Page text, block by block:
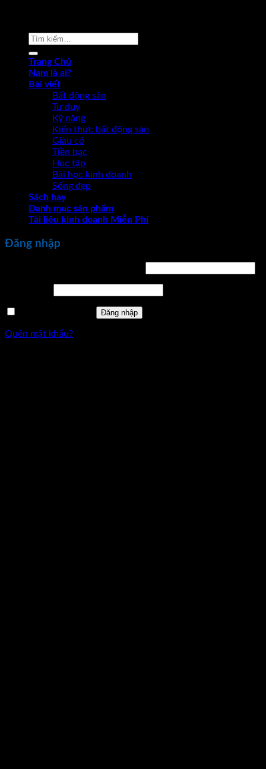
Tìm
Trang Chủ
Nam là ai?
Bài viết
Bất động sản
Tư duy
Kỹ năng
Kiến thức bất động sản
Giàu có
Tiền bạc
Học tập
Bài học kinh doanh
Sống đẹp
Sách hay
Danh mục sản phẩm
Tài liệu kinh doanh Miễn Phí
Đăng nhập
Đăng nhập
Quên mật khẩu?